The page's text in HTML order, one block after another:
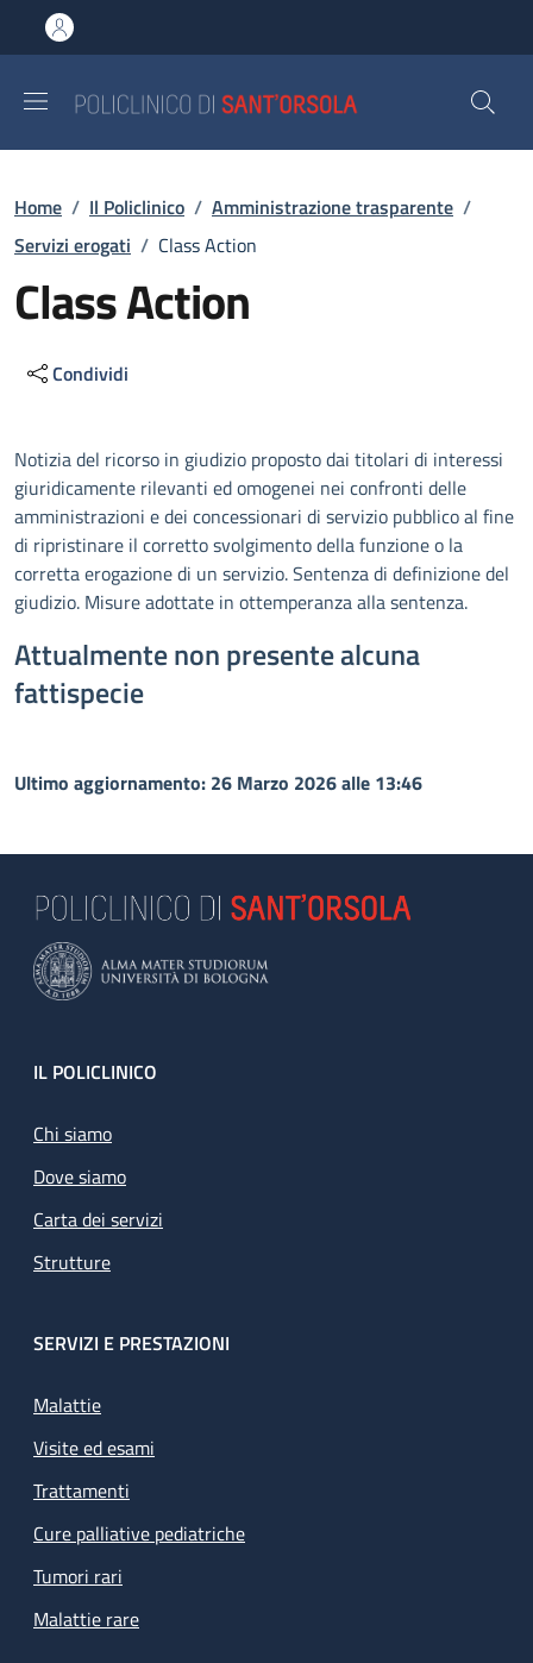
al contenuto principale
to footer content
Briciole di pane
Home / Il Policlinico / Amministrazione trasparente /
Servizi erogati / Class Action
Class Action
Condividi
Descrizione
Notizia del ricorso in giudizio proposto dai titolari di interessi
giuridicamente rilevanti ed omogenei nei confronti delle
amministrazioni e dei concessionari di servizio pubblico al fine
di ripristinare il corretto svolgimento della funzione o la
corretta erogazione di un servizio. Sentenza di definizione del
giudizio. Misure adottate in ottemperanza alla sentenza.
Attualmente non presente alcuna
fattispecie
Ultimo aggiornamento: 26 Marzo 2026 alle 13:46
Footer
IL POLICLINICO
Chi siamo
Dove siamo
Carta dei servizi
Strutture
SERVIZI E PRESTAZIONI
Malattie
Visite ed esami
Trattamenti
Cure palliative pediatriche
Tumori rari
Malattie rare